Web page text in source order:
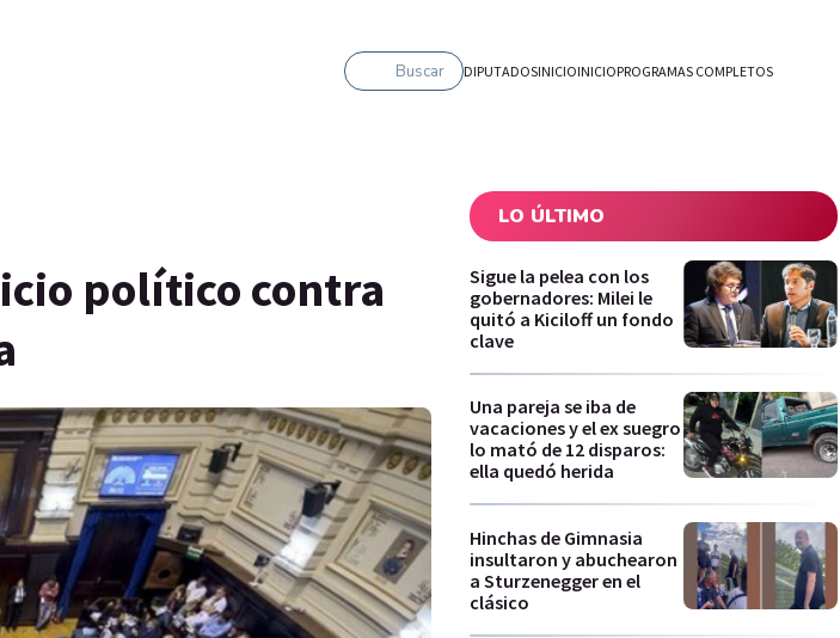
Buscar DIPUTADOSINICIOINICIOPROGRAMAS COMPLETOS
político contra
LO ÚLTIMO
Sigue la pelea con los
gobernadores: Milei le
quitó a Kiciloff un fondo
clave
Una pareja se iba de
vacaciones y el ex suegro
lo mató de 12 disparos:
ella quedó herida
Hinchas de Gimnasia
insultaron y abuchearon
a Sturzenegger en el
clásico